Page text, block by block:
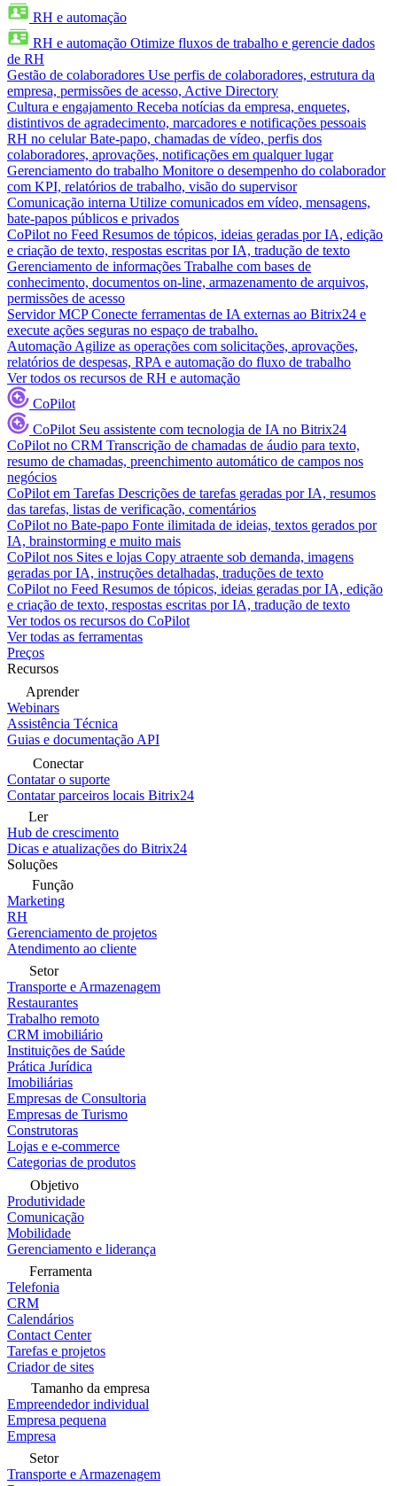
RH e automação
RH e automação Otimize fluxos de trabalho e gerencie dados
de RH
Gestão de colaboradores Use perfis de colaboradores, estrutura da
empresa, permissões de acesso, Active Directory
Cultura e engajamento Receba notícias da empresa, enquetes,
distintivos de agradecimento, marcadores e notificações pessoais
RH no celular Bate-papo, chamadas de vídeo, perfis dos
colaboradores, aprovações, notificações em qualquer lugar
Gerenciamento do trabalho Monitore o desempenho do colaborador
com KPI, relatórios de trabalho, visão do supervisor
Comunicação interna Utilize comunicados em vídeo, mensagens,
bate-papos públicos e privados
CoPilot no Feed Resumos de tópicos, ideias geradas por IA, edição
e criação de texto, respostas escritas por IA, tradução de texto
Gerenciamento de informações Trabalhe com bases de
conhecimento, documentos on-line, armazenamento de arquivos,
permissões de acesso
Servidor MCP Conecte ferramentas de IA externas ao Bitrix24 e
execute ações seguras no espaço de trabalho.
Automação Agilize as operações com solicitações, aprovações,
relatórios de despesas, RPA e automação do fluxo de trabalho
Ver todos os recursos de RH e automação
CoPilot
CoPilot Seu assistente com tecnologia de IA no Bitrix24
CoPilot no CRM Transcrição de chamadas de áudio para texto,
resumo de chamadas, preenchimento automático de campos nos
negócios
CoPilot em Tarefas Descrições de tarefas geradas por IA, resumos
das tarefas, listas de verificação, comentários
CoPilot no Bate-papo Fonte ilimitada de ideias, textos gerados por
IA, brainstorming e muito mais
CoPilot nos Sites e lojas Copy atraente sob demanda, imagens
geradas por IA, instruções detalhadas, traduções de texto
CoPilot no Feed Resumos de tópicos, ideias geradas por IA, edição
e criação de texto, respostas escritas por IA, tradução de texto
Ver todos os recursos do CoPilot
Ver todas as ferramentas
Preços
Recursos
Aprender
Webinars
Assistência Técnica
Guias e documentação API
Conectar
Contatar o suporte
Contatar parceiros locais Bitrix24
Ler
Hub de crescimento
Dicas e atualizações do Bitrix24
Soluções
Função
Marketing
RH
Gerenciamento de projetos
Atendimento ao cliente
Setor
Transporte e Armazenagem
Restaurantes
Trabalho remoto
CRM imobiliário
Instituições de Saúde
Prática Jurídica
Imobiliárias
Empresas de Consultoria
Empresas de Turismo
Construtoras
Lojas e e-commerce
Categorias de produtos
Objetivo
Produtividade
Comunicação
Mobilidade
Gerenciamento e liderança
Ferramenta
Telefonia
CRM
Calendários
Contact Center
Tarefas e projetos
Criador de sites
Tamanho da empresa
Empreendedor individual
Empresa pequena
Empresa
Setor
Transporte e Armazenagem